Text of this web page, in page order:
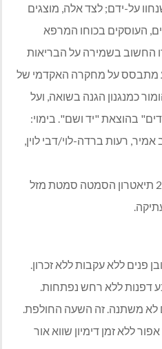
על-ידם; לצד אלה, מוצגים
העוסקים בכוחו המרפא
החשוב בשמירה על הבריאות
מתבסס על מחקרה האקדמי של
כמנגנון הגנה בשואה, ועל
בהוצאת "יד ושם". בימוי:
רעות ברדה-לוי/דבי לוין,
יום ראשון 20.3.22 בשעה 20:30 תיאטרון הסמטה סמטת מזל
פנים ללא עקבות ללא זכרון.
דפנות ללא רחש נפתחות.
לא משתנה. זה השעה החולפת.
ללא זמן דימיון שווא אור